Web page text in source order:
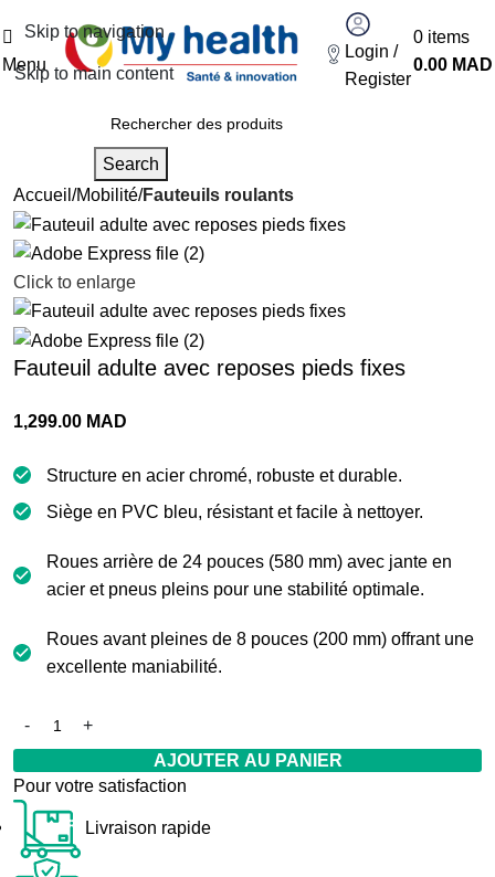
Skip to navigation
Skip to main content
Menu
Login /
Register
0 items
0.00 MAD
Search
Accueil Mobilité Fauteuils roulants
Click to enlarge
Fauteuil adulte avec reposes pieds fixes
1,299.00 MAD
Structure en acier chromé, robuste et durable.
Siège en PVC bleu, résistant et facile à nettoyer.
Roues arrière de 24 pouces (580 mm) avec jante en
acier et pneus pleins pour une stabilité optimale.
Roues avant pleines de 8 pouces (200 mm) offrant une
excellente maniabilité.
AJOUTER AU PANIER
Pour votre satisfaction
Livraison rapide